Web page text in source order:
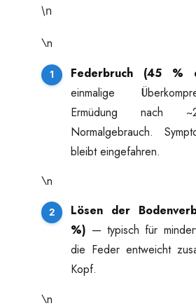
\n
\n
Federbruch (45 %
einmalige
Ermüdung nach
Normalgebrauch.
bleibt eingefahren.
\n
Lösen der
%) — typisch für
die Feder entweicht
Kopf.
\n